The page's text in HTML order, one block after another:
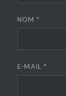
NOM*
E-MAIL *